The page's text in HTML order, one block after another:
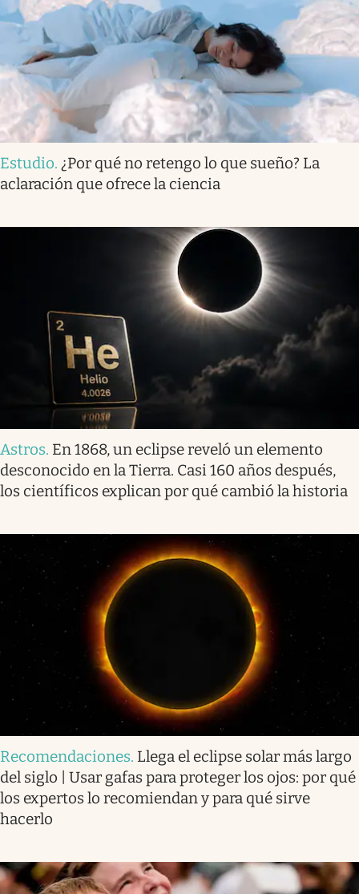
Estudio. ¿Por qué no retengo lo que sueño? La
aclaración que ofrece la ciencia
Astros. En 1868, un eclipse reveló un elemento
desconocido en la Tierra. Casi 160 años después,
los científicos explican por qué cambió la historia
Recomendaciones. Llega el eclipse solar más largo
del siglo | Usar gafas para proteger los ojos: por qué
los expertos lo recomiendan y para qué sirve
hacerlo